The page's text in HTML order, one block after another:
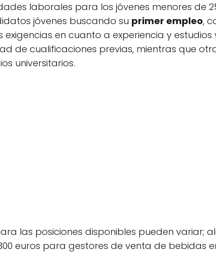
laborales para los jóvenes menores de
jóvenes buscando su primer empleo,
exigencias en cuanto a experiencia y
de cualificaciones previas, mientras que
universitarios.
las posiciones disponibles pueden variar;
euros para gestores de venta de bebidas